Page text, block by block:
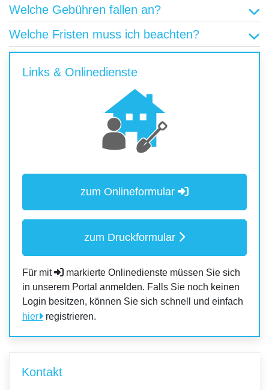
Welche Gebühren fallen an?
Welche Fristen muss ich beachten?
Links & Onlinedienste
zum Onlineformular
zum Druckformular
Für mit
markierte Onlinedienste müssen Sie sich
in unserem Portal anmelden. Falls Sie noch keinen
Login besitzen, können Sie sich schnell und einfach
hier
registrieren.
Kontakt